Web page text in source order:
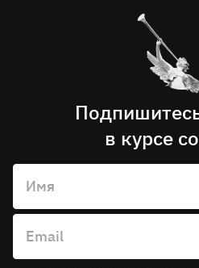
в курсе
Имя
Email